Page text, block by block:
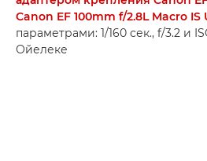
Canon EF 100mm f/2.8L Macro IS
параметрами: 1/160 сек., f/3.2 и
Ойелеке